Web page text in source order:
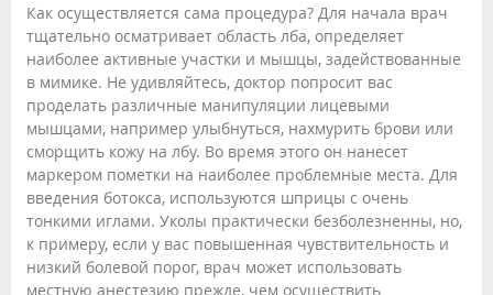
Как осуществляется сама процедура? Для начала врач
тщательно осматривает область лба, определяет
наиболее активные участки и мышцы, задействованные
в мимике. Не удивляйтесь, доктор попросит вас
проделать различные манипуляции лицевыми
мышцами, например улыбнуться, нахмурить брови или
сморщить кожу на лбу. Во время этого он нанесет
маркером пометки на наиболее проблемные места. Для
введения ботокса, используются шприцы с очень
тонкими иглами. Уколы практически безболезненны, но,
к примеру, если у вас повышенная чувствительность и
низкий болевой порог, врач может использовать
местную анестезию прежде, чем осуществить